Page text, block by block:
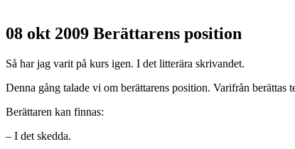
08 okt 2009 Berättarens position
Så har jag varit på kurs igen. I det litterära skrivandet.
Denna gång talade vi om berättarens position. Varifrån berättas
Berättaren kan finnas:
– I det skedda.